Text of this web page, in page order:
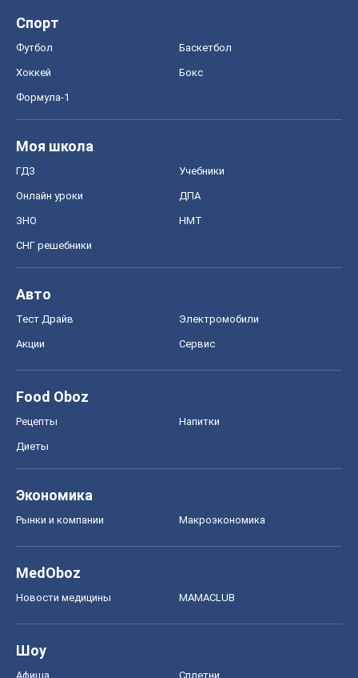
Спорт
Футбол Баскетбол
Хоккей Бокс
Формула-1
Моя школа
ГДЗ Учебники
Онлайн уроки ДПА
ЗНО НМТ
СНГ решебники
Авто
Тест Драйв Электромобили
Акции Сервис
Food Oboz
Рецепты Напитки
Диеты
Экономика
Рынки и компании Mакроэкономика
MedOboz
Новости медицины MAMACLUB
Шоу
Афиша Сплетни